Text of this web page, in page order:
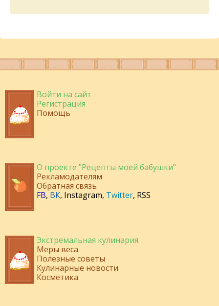
Войти на сайт
Регистрация
Помощь
О проекте "Рецепты моей бабушки"
Рекламодателям
Обратная связь
FB, ВК, Instagram, Twitter, RSS
Экстремальная кулинария
Меры веса
Полезные советы
Кулинарные новости
Косметика